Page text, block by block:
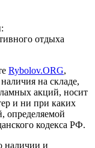
отдыха
Rybolov.ORG,
на складе,
акций, носит
и ни при каких
определяемой
кодекса РФ.
наличии и